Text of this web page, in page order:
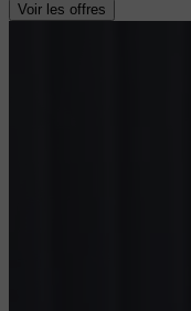
Voir les offres